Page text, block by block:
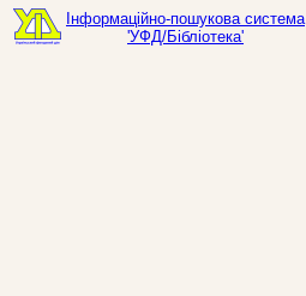
Інформаційно-пошукова система
'УФД/Бібліотека'